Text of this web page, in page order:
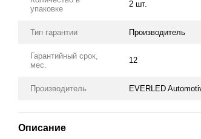
упаковке
2 шт.
Тип гарантии Производитель
Гарантийный срок,
мес.
12
Производитель EVERLED
Описание